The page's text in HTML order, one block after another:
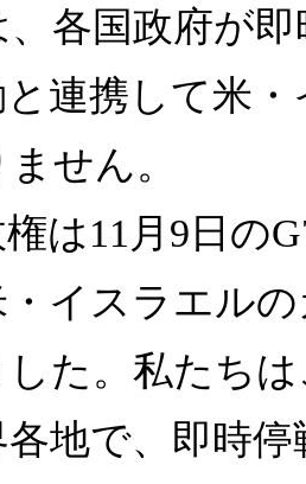
各国政府が
と連携して米
せん。
は11月9日の
イスラエル
た。私たち
各地で、即時